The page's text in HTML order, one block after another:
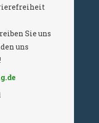
Sie uns
uns